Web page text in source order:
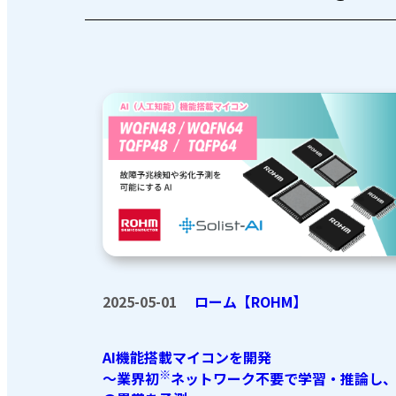
2025-05-01 ローム【ROHM】
AI機能搭載マイコンを開発
～業界初※ネットワーク不要で学習・推論し